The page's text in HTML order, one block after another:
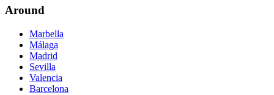
Around
Marbella
Málaga
Madrid
Sevilla
Valencia
Barcelona